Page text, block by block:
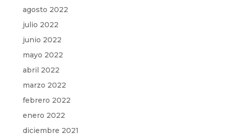
agosto 2022
julio 2022
junio 2022
mayo 2022
abril 2022
marzo 2022
febrero 2022
enero 2022
diciembre 2021